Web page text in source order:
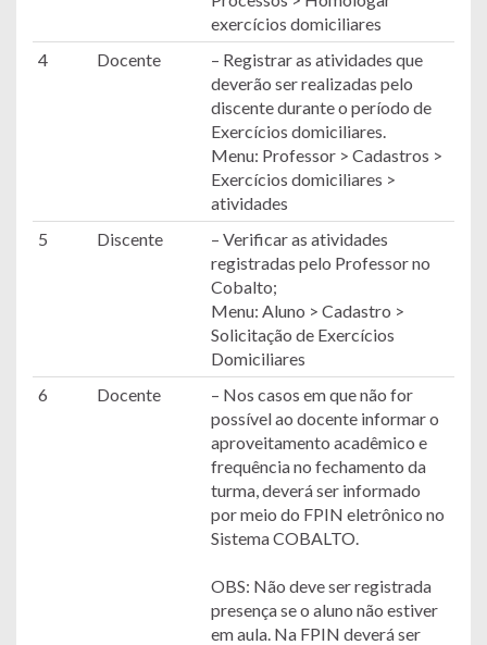
exercícios domiciliares
4
Docente
– Registrar as atividades que
deverão ser realizadas pelo
discente durante o período de
Exercícios domiciliares.
Menu: Professor > Cadastros >
Exercícios domiciliares >
atividades
5
Discente
– Verificar as atividades
registradas pelo Professor no
Cobalto;
Menu: Aluno > Cadastro >
Solicitação de Exercícios
Domiciliares
6
Docente
– Nos casos em que não for
possível ao docente informar o
aproveitamento acadêmico e
frequência no fechamento da
turma, deverá ser informado
por meio do FPIN eletrônico no
Sistema COBALTO.
OBS: Não deve ser registrada
presença se o aluno não estiver
em aula. Na FPIN deverá ser